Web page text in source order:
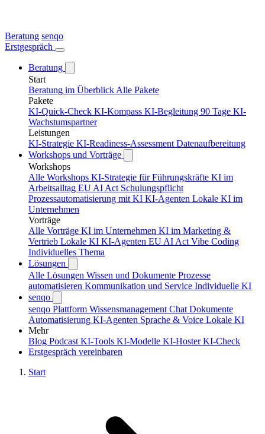
Beratung senqo
Erstgespräch
Beratung
Start
Beratung im Überblick Alle Pakete
Pakete
KI-Quick-Check KI-Kompass KI-Begleitung 90 Tage KI-
Wachstumspartner
Leistungen
KI-Strategie KI-Readiness-Assessment Datenaufbereitung
Workshops und Vorträge
Workshops
Alle Workshops KI-Strategie für Führungskräfte KI im
Arbeitsalltag EU AI Act Schulungspflicht
Prozessautomatisierung mit KI KI-Agenten Lokale KI im
Unternehmen
Vorträge
Alle Vorträge KI im Unternehmen KI im Marketing &
Vertrieb Lokale KI KI-Agenten EU AI Act Vibe Coding
Individuelles Thema
Lösungen
Alle Lösungen Wissen und Dokumente Prozesse
automatisieren Kommunikation und Service Individuelle KI
senqo
senqo Plattform Wissensmanagement Chat Dokumente
Automatisierung KI-Agenten Sprache & Voice Lokale KI
Mehr
Blog Podcast KI-Tools KI-Modelle KI-HosterKI-Check
Erstgespräch vereinbaren
Start